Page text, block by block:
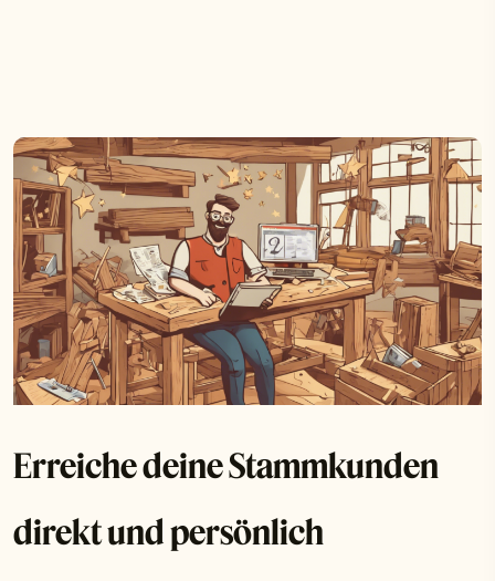
Erreiche deine Stammkunden
direkt und persönlich